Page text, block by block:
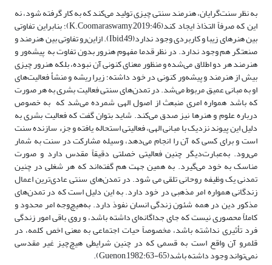
به‌ نظر سنت‌گرایان، هنرمند سنتی چیزی تولید می‌کند که به کار گرفته شود، نه
این که صرفاً التذاذ ایجاد کند(K.Coomaraswamy,2019:46)؛ بنابراین تفاوتی
بین هنرهای زیبا و کاربردی وجود ندارد(Ibid,49). ازاین‌رو تفاوتی بین هنرمند و
صنعتگر هم وجود ندارد. در نظر قدما مفهوم هنرور بدون تفاوت به پیشه‌ور و
هنرمند هر دو اطلاق می‌شده و منظور معنای کنونی آن نبوده، بلکه هنرور چیزی
بیش از هنرمند و پیشه‌ور کنونی در خود داشته؛ زیرا ریشه و منشأ فعالیت‌های
او به مبانی عمیق مربوط می‌شد. در تمدن‌های سنتی فعالیت بشری به هر صورت
که باشد همواره امری منبعث از اصول الهی شمرده می‌شد که به خصوص
درباره علوم و هنرها نیز صدق می‌کند. شاید بتوان گفت که فعالیت بشری به
دلیل این پیوند نزدیک با مبانی الهی، فعالیتی استحاله یافته و جزء سازنده سنت
است و برای کسی که آن را انجام می‌دهد، وسیله مشارکت در سنت به شمار
می‌رود. به‌عبارت‌دیگر چنین فعالیتی خصلتی دقیقاً مقدس دارد و صورت
مناسک به خود می‌گیرد. به همین جهت هم گفته‌اند که هر شغلی در چنین
تمدنی یک وظیفه روحانی تلقی می شود. در تمدن‌های سنتی عادی‌ترین اعمال
زندگانی همواره امر مذهبی در خود دارد. به این دلیل است که در تمدن‌های
مذکور دین در همه شئون زندگی انسان نفوذ دارد. به‌هیچ‌وجه امر محدود و
کاملاً محصوری نیست که جای جداگانه‌ای داشته باشد، و روی باقی امور زندگی
فرد تأثیری نداشته باشد، مخصوصاً حیات اجتماعی به معنی اخص کلمه، در
قلمرو آن واقع است به قسمی که در چنین شرایطی هیچ‌چیز غیر مقدسی
نمی‌تواند وجود داشته باشد(Guenon,1982:63-65).